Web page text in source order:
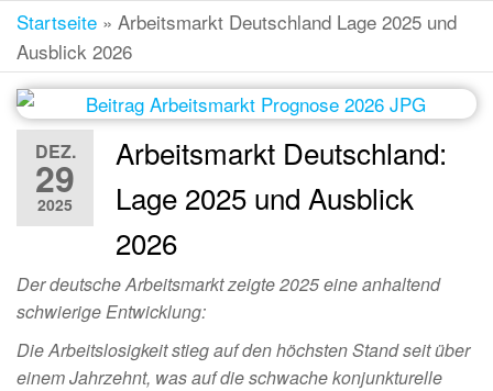
Startseite » Arbeitsmarkt Deutschland Lage 2025 und
Ausblick 2026
DEZ.
29
2025
Arbeitsmarkt Deutschland:
Lage 2025 und Ausblick
2026
Der deutsche Arbeitsmarkt zeigte 2025 eine anhaltend
schwierige Entwicklung:
Die Arbeitslosigkeit stieg auf den höchsten Stand seit über
einem Jahrzehnt, was auf die schwache konjunkturelle